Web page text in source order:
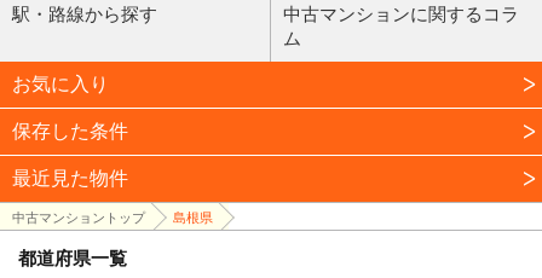
駅・路線から探す
中古マンションに関するコラ
ム
お気に入り
保存した条件
最近見た物件
中古マンショントップ 島根県
都道府県一覧